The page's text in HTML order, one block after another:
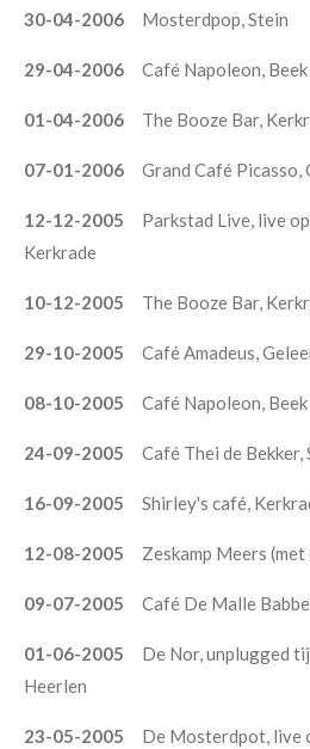
30-04-2006 Mosterdpop, Stein
29-04-2006 Café Napoleon, Beek
01-04-2006 The Booze Bar,
07-01-2006 Grand Café Picasso,
12-12-2005 Parkstad Live, live
Kerkrade
10-12-2005 The Booze Bar,
29-10-2005 Café Amadeus,
08-10-2005 Café Napoleon, Beek
24-09-2005 Café Thei de Bekker,
16-09-2005 Shirley's café,
12-08-2005 Zeskamp Meers
09-07-2005 Café De Malle
01-06-2005 De Nor, unplugged
Heerlen
23-05-2005 De Mosterdpot, live